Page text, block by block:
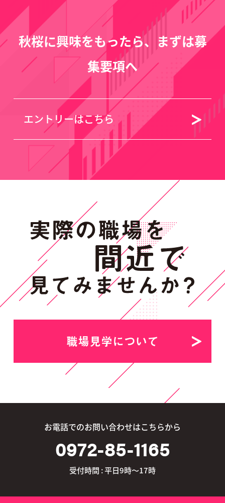
秋桜に興味をもったら、まずは募
集要項へ
エントリーはこちら
職場見学について
お電話でのお問い合わせはこちらから
0972-85-1165
受付時間 : 平日9時～17時